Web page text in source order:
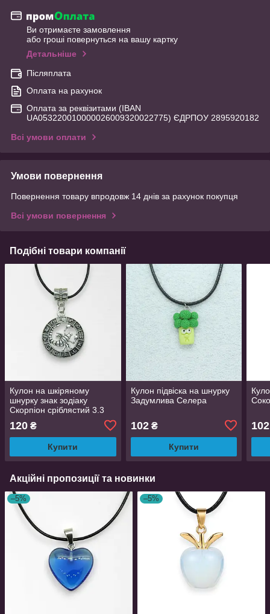
Ви отримаєте замовлення
або гроші повернуться на вашу картку
Детальніше
Післяплата
Оплата на рахунок
Оплата за реквізитами (IBAN
UA053220010000026009320022775) ЄДРПОУ 2895920182
Всі умови оплати
Умови повернення
Повернення товару впродовж 14 днів за рахунок покупця
Всі умови повернення
Подібні товари компанії
Кулон на шкіряному
шнурку знак зодіаку
Скорпіон сріблястий 3.3
120 ₴
Купити
Кулон підвіска на шнурку
Задумлива Селера
102₴
Купити
102
Акційні пропозиції та новинки
–5% –5%